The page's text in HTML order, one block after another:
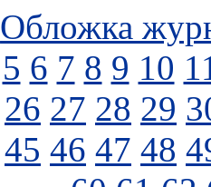
Обложка
5 6 7 8 9 10
26 27 28 29
45 46 47 48